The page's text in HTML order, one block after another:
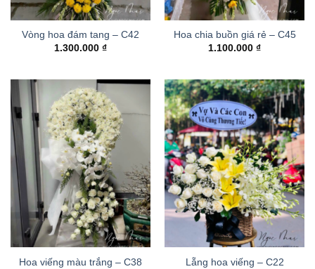
Vòng hoa đám tang – C42
1.300.000 ₫
Hoa chia buồn giá rẻ – C45
1.100.000 ₫
Hoa viếng màu trắng – C38
Lẵng hoa viếng – C22